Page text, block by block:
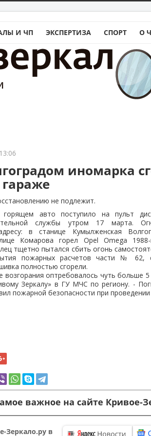
И ЧП ЭКСПЕРТИЗА СПОРТ О
иномарка
не подлежит.
авто поступило на пульт
службы утром 17 марта.
в станице Кумылженская
Комарова горел Opel Omega 1988-
тщетно пытался сбить огонь
пожарных расчетов части № 62,
полностью сгорели.
возгорания оптребовалось чуть больше
Зеркалу» в ГУ МЧС по региону. -
пожарной безопасности при
важное на сайте Кривое-
Зеркало.ру в